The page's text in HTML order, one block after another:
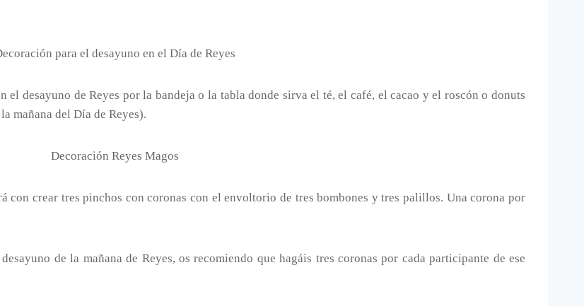
desayuno de Reyes por la bandeja o la tabla donde sirva el té, el café, el cacao y el roscón o donuts
mañana del Día de Reyes).
con crear tres pinchos con coronas con el envoltorio de tres bombones y tres palillos. Una corona por
de la mañana de Reyes, os recomiendo que hagáis tres coronas por cada participante de ese